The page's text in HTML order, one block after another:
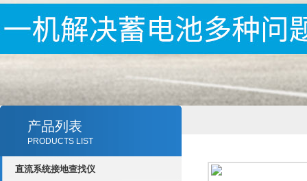
产品列表
PRODUCTS LIST
直流系统接地查找仪